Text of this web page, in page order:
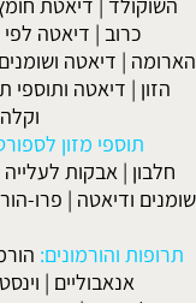
כרוב | דיאטה
הארומה | דיאטה ושומנים
הזון | דיאטה ותוספי
וקלה
תוספי מזון
חלבון | אבקות
שומנים ודיאטה | פרו-
תרופות והורמונים:
אנאבוליים |